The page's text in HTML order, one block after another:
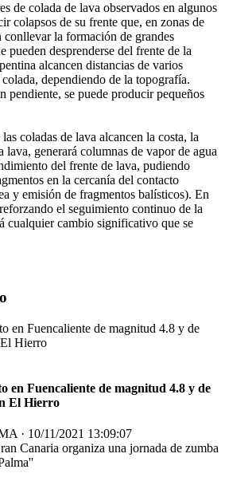
de colada de lava observados en algunos
colapsos de su frente que, en zonas de
conllevar la formación de grandes
pueden desprenderse del frente de la
alcancen distancias de varios
dependiendo de la topografía.
pendiente, se puede producir pequeños
coladas de lava alcancen la costa, la
generará columnas de vapor de agua
del frente de lava, pudiendo
en la cercanía del contacto
y emisión de fragmentos balísticos). En
el seguimiento continuo de la
cualquier cambio significativo que se
en Fuencaliente de magnitud 4.8 y de
El Hierro
· 10/11/2021 13:09:07